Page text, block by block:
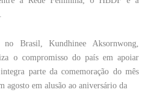
Brasil, Kundhinee Aksornwong,
o compromisso do país em apoiar
parte da comemoração do mês
agosto em alusão ao aniversário da